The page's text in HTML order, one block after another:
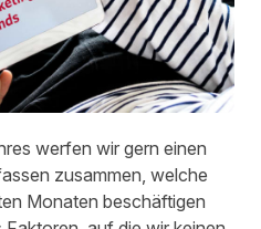
werfen wir gern einen
zusammen, welche
Monaten beschäftigen